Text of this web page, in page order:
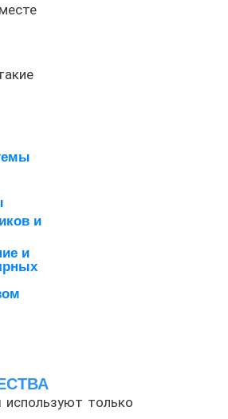
и
и
только